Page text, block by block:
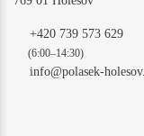
+420 739 573 629
(6:00–14:30)
info@polasek-